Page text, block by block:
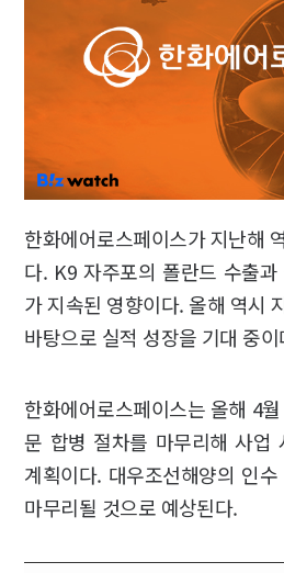
한화에어로스페이스가 지난해
다. K9 자주포의 폴란드 수출
가 지속된 영향이다. 올해 역시
바탕으로 실적 성장을 기대 중이
한화에어로스페이스는 올해 4
문 합병 절차를 마무리해 사업
계획이다. 대우조선해양의 인
마무리될 것으로 예상된다.